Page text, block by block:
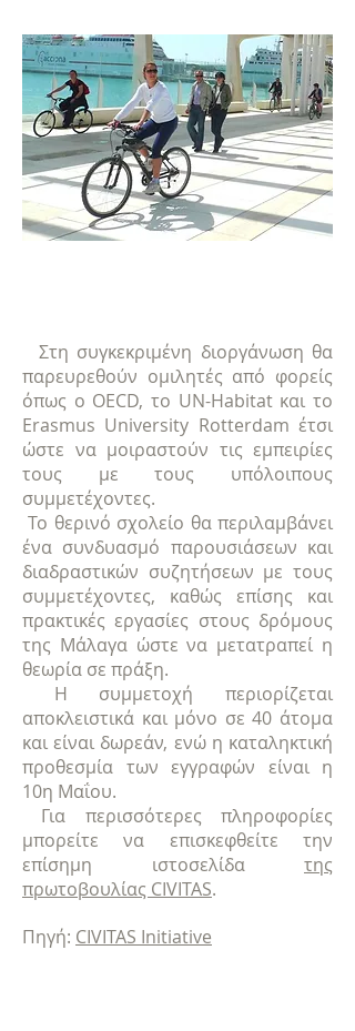
Στη συγκεκριμένη διοργάνωση θα
παρευρεθούν ομιλητές από φορείς
όπως ο OECD, το UN-Habitat και το
Erasmus University Rotterdam έτσι
ώστε να μοιραστούν τις εμπειρίες
τους με τους υπόλοιπους
συμμετέχοντες.
Το θερινό σχολείο θα περιλαμβάνει
ένα συνδυασμό παρουσιάσεων και
διαδραστικών συζητήσεων με τους
συμμετέχοντες, καθώς επίσης και
πρακτικές εργασίες στους δρόμους
της Μάλαγα ώστε να μετατραπεί η
θεωρία σε πράξη.
Η συμμετοχή περιορίζεται
αποκλειστικά και μόνο σε 40 άτομα
και είναι δωρεάν, ενώ η καταληκτική
προθεσμία των εγγραφών είναι η
10η Μαΐου.
Για περισσότερες πληροφορίες
μπορείτε να επισκεφθείτε την
επίσημη ιστοσελίδα της
πρωτοβουλίας CIVITAS.
Πηγή: CIVITAS Initiative